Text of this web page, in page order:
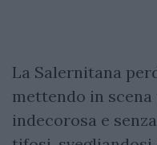
La Salernitana
mettendo in
indecorosa e